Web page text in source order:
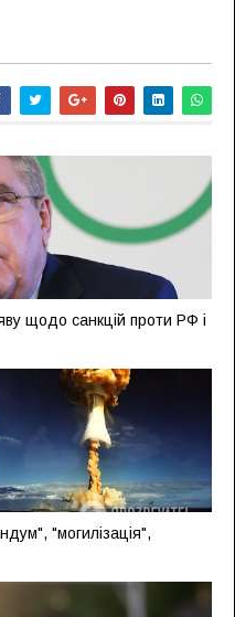
щодо санкцій проти РФ і
"могилізація",